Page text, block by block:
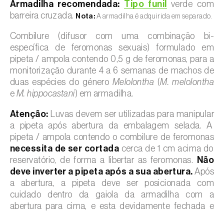
Armadilha recomendada: Tipo funil
verde com
barreira cruzada. Nota: A armadilha é adquirida em separado.
Combilure (difusor com uma combinação bi-
específica de feromonas sexuais) formulado em
pipeta / ampola contendo 0,5 g de feromonas, para a
monitorização durante 4 a 6 semanas de machos de
duas espécies do género Melolontha (M. melolontha
e M. hippocastani) em armadilha.
Atenção:
Luvas devem ser utilizadas para manipular
a pipeta após abertura da embalagem selada. A
pipeta / ampola contendo o combilure de feromonas
necessita de ser cortada cerca de 1 cm acima do
reservatório, de forma a libertar as feromonas.
Não
deve inverter a pipeta após a sua abertura. Após
a abertura, a pipeta deve ser posicionada com
cuidado dentro da gaiola da armadilha com a
abertura para cima, e esta devidamente fechada e